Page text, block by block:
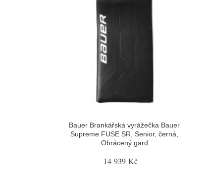
Bauer Brankářská vyrážečka Bauer
Supreme FUSE SR, Senior, černá,
Obrácený gard
14 939 Kč